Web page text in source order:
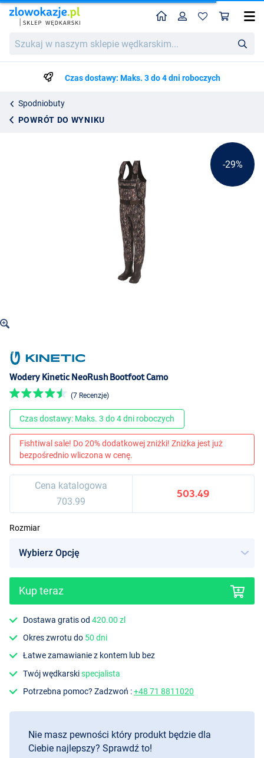
w
wędkarskim...
HomeProfil
Czas dostawy: Maks. 3 do 4 dni roboczych
Spodniobuty
POWRÓT DO WYNIKU
Wodery Kinetic NeoRush Bootfoot Camo
703.99
503.49
-29%
Wodery Kinetic NeoRush Bootfoot Camo
(7 Recenzje)
Czas dostawy: Maks. 3 do 4 dni roboczych
Fishtiwal sale! Do 20% dodatkowej zniżki! Zniżka jest już
bezpośrednio wliczona w cenę.
Cena katalogowa
703.99
503.49
Rozmiar
Kup teraz
Dostawa gratis od420.00 zl
Okres zwrotu do 50 dni
Łatwe zamawianie z kontem lub bez
Twój wędkarskispecjalista
Potrzebna pomoc? Zadzwoń :+48 71 8811020
Nie masz pewności który produkt będzie dla
Ciebie najlepszy? Sprawdź to!